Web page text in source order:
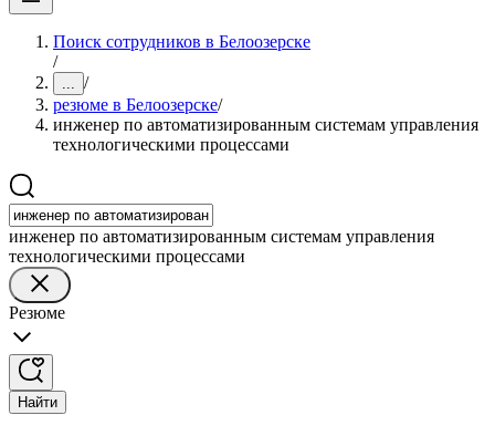
Поиск сотрудников в Белоозерске
/
... /
резюме в Белоозерске/
инженер по автоматизированным системам управления
технологическими процессами
инженер по автоматизированным системам управления
технологическими процессами
Резюме
Найти